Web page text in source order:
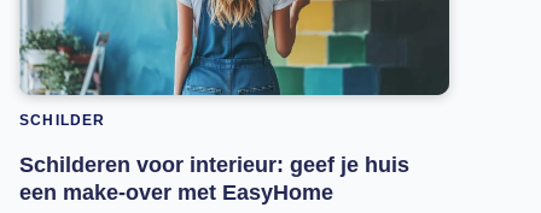
SCHILDER
Schilderen voor interieur: geef je huis
een make-over met EasyHome